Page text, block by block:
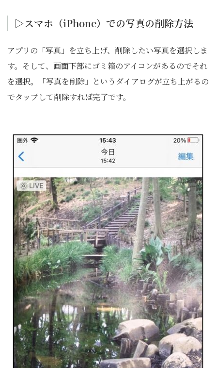
▷スマホ（iPhone）での写真の削除方法
アプリの「写真」を立ち上げ、削除したい写真を選択しま
す。そして、画面下部にゴミ箱のアイコンがあるのでそれ
を選択。「写真を削除」というダイアログが立ち上がるの
でタップして削除すれば完了です。